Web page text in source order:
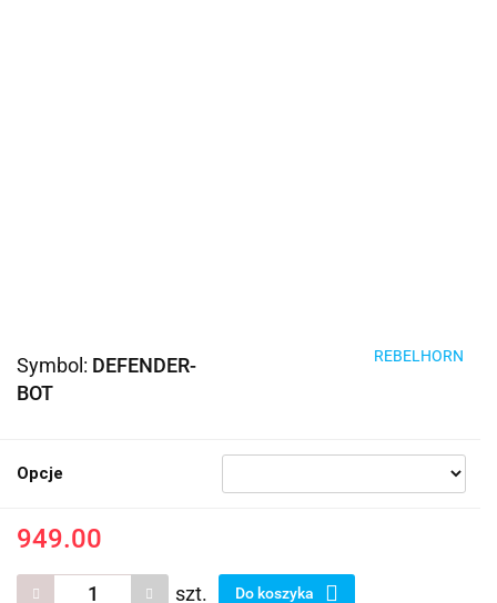
Symbol: DEFENDER-
BOT
REBELHORN
Opcje
949.00
szt. Do koszyka